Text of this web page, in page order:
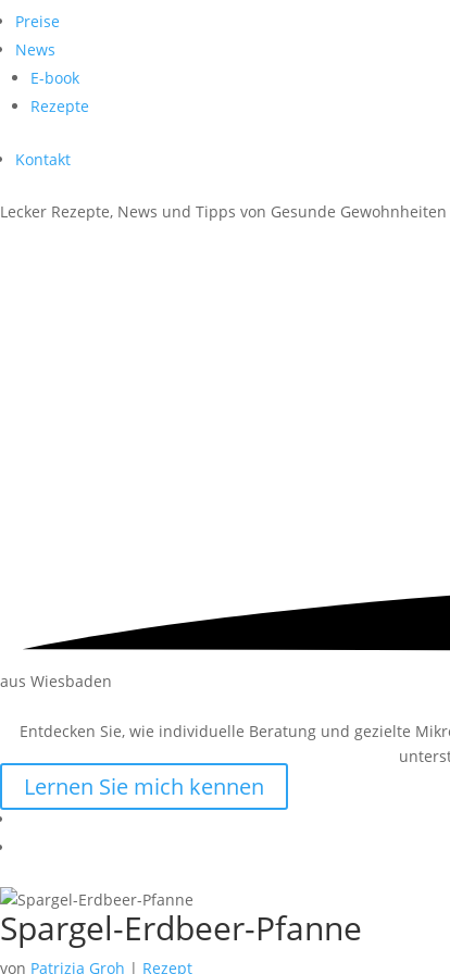
Preise
News
E-book
Rezepte
Kontakt
Lecker Rezepte, News und Tipps von Gesunde Gewohnheiten
aus Wiesbaden
Entdecken Sie, wie individuelle Beratung und gezielte
Lernen Sie mich kennen
Spargel-Erdbeer-Pfanne
von Patrizia Groh | Rezept